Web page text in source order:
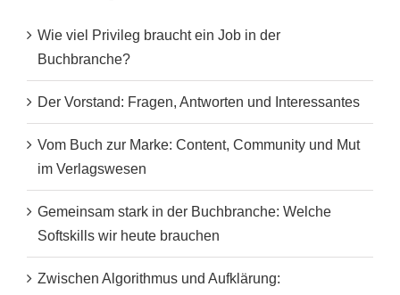
Wie viel Privileg braucht ein Job in der
Buchbranche?
Der Vorstand: Fragen, Antworten und Interessantes
Vom Buch zur Marke: Content, Community und Mut
im Verlagswesen
Gemeinsam stark in der Buchbranche: Welche
Softskills wir heute brauchen
Zwischen Algorithmus und Aufklärung: